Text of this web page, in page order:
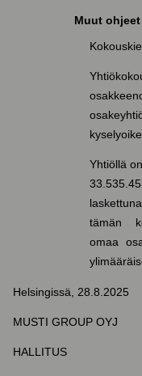
Muut
Yhtiöllä
tämän
omaa
Helsingissä, 28.8.2025
MUSTI GROUP OYJ
HALLITUS